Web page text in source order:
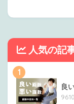
人気の記
1
良